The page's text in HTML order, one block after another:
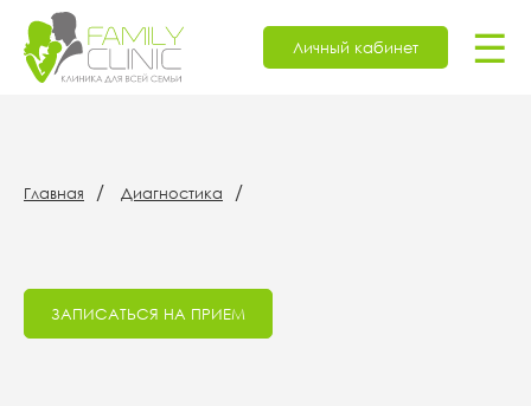
Личный кабинет ☰
Главная Диагностика
ЗАПИСАТЬСЯ НА ПРИЕМ